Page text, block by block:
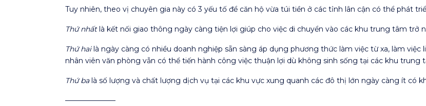
Tuy nhiên, theo vị chuyên gia này có 3 yếu tố để căn hộ vừa túi tiền ở các tỉnh lân cận có thể phát
Thứ nhấtlà kết nối giao thông ngày càng tiện lợi giúp cho việc di chuyển vào các khu trung tâm trở
Thứ hailà ngày càng có nhiều doanh nghiệp sẵn sàng áp dụng phương thức làm việc từ xa, làm
nhân viên văn phòng vẫn có thể tiến hành công việc thuận lợi dù không sinh sống tại các khu trung
Thứ balà số lượng và chất lượng dịch vụ tại các khu vực xung quanh các đô thị lớn ngày càng ít có
———————